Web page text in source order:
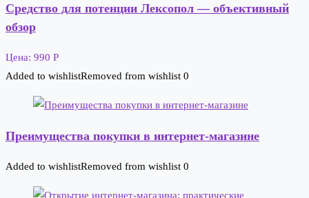
Средство для потенции Лексопол — объективный
обзор
Цена: 990 Р
Added to wishlistRemoved from wishlist 0
Преимущества покупки в интернет-магазине
Added to wishlistRemoved from wishlist 0